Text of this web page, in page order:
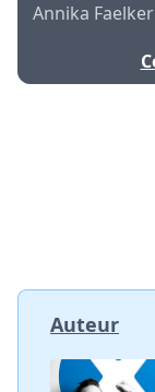
Annika
Auteur